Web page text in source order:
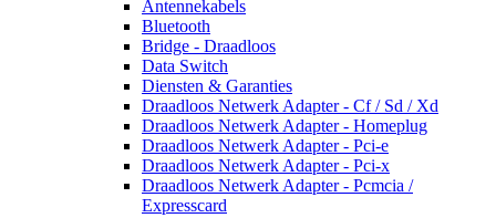
Antennekabels
Bluetooth
Bridge - Draadloos
Data Switch
Diensten & Garanties
Draadloos Netwerk Adapter - Cf / Sd / Xd
Draadloos Netwerk Adapter - Homeplug
Draadloos Netwerk Adapter - Pci-e
Draadloos Netwerk Adapter - Pci-x
Draadloos Netwerk Adapter - Pcmcia /
Expresscard